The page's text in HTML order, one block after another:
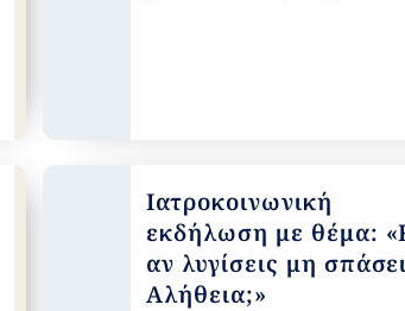
Ιατροκοινωνική
εκδήλωση με θέμα:
αν λυγίσεις μη
Αλήθεια;»